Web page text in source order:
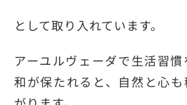
として取り入れています。
アーユルヴェーダで生活習
和が保たれると、自然と心